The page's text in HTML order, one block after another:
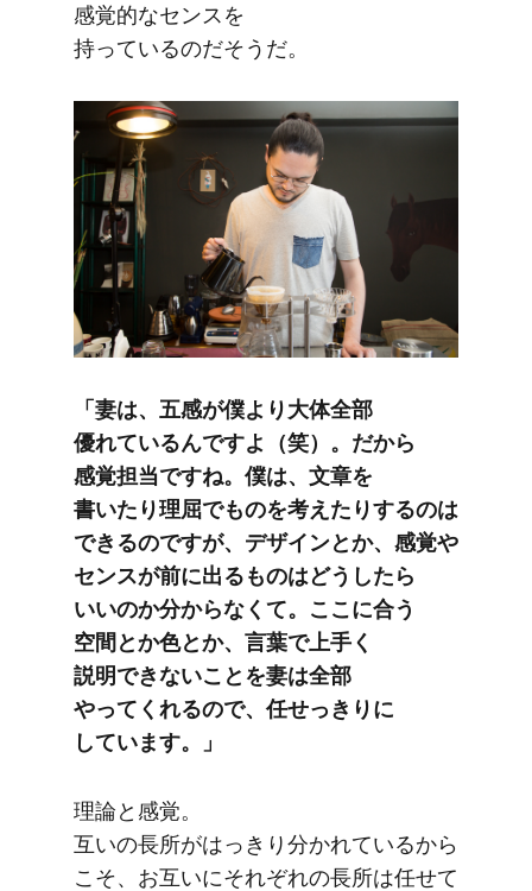
感覚的な​センスを​
持っているのだそうだ。
「妻は、​五感が​僕より​大体​全部​
優れているんですよ​（笑）。​だから​
感覚担当ですね。​僕は、​文章を​
書いたり理屈で​ものを​考えたりするのは​
できるのですが、​デザインとか、​感覚や​
センスが​前に​出る​ものは​どうしたら​
いいのか分からなくて。​ここに​合う​
空間とか​色とか、​言葉で​上手く​
説明できない​ことを​妻は​全部​
やってくれるので、​任せっきりに​
しています。」
理論と​感覚。​
互いの​長所が​はっきり分かれているから​
こそ、​お互いに​それぞれの​長所は​任せて​